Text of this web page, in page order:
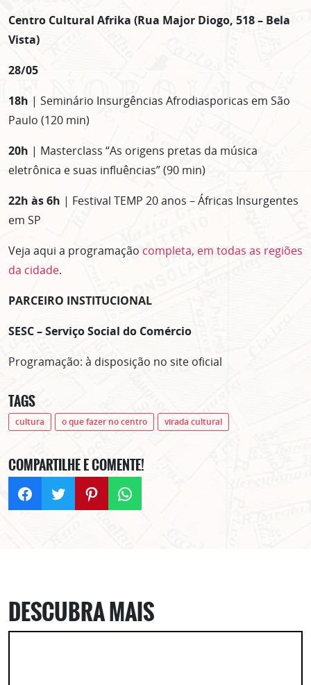
Centro Cultural Afrika (Rua Major Diogo, 518 – Bela
Vista)
28/05
18h | Seminário Insurgências Afrodiasporicas em São
Paulo (120 min)
20h | Masterclass “As origens pretas da música
eletrônica e suas influências” (90 min)
22h às 6h | Festival TEMP 20 anos – Áfricas Insurgentes
em SP
Veja aqui a programação completa, em todas as regiões
da cidade.
PARCEIRO INSTITUCIONAL
SESC – Serviço Social do Comércio
Programação: à disposição no site oficial
TAGS
cultura o que fazer no centro virada cultural
COMPARTILHE E COMENTE!
DESCUBRA MAIS